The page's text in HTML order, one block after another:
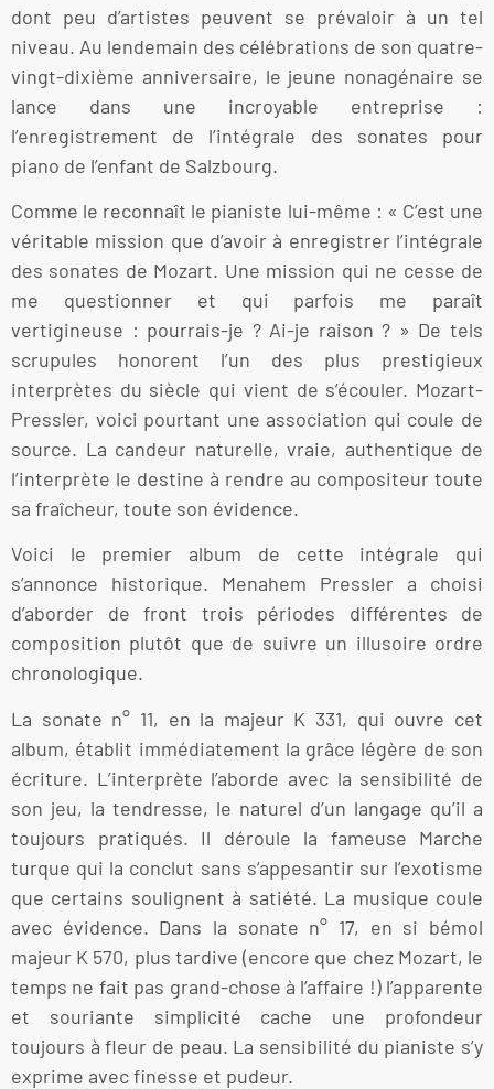
dont peu d’artistes peuvent se prévaloir à un tel
niveau. Au lendemain des célébrations de son quatre-
vingt-dixième anniversaire, le jeune nonagénaire se
lance dans une incroyable entreprise :
l’enregistrement de l’intégrale des sonates pour
piano de l’enfant de Salzbourg.
Comme le reconnaît le pianiste lui-même : « C’est une
véritable mission que d’avoir à enregistrer l’intégrale
des sonates de Mozart. Une mission qui ne cesse de
me questionner et qui parfois me paraît
vertigineuse : pourrais-je ? Ai-je raison ? » De tels
scrupules honorent l’un des plus prestigieux
interprètes du siècle qui vient de s’écouler. Mozart-
Pressler, voici pourtant une association qui coule de
source. La candeur naturelle, vraie, authentique de
l’interprète le destine à rendre au compositeur toute
sa fraîcheur, toute son évidence.
Voici le premier album de cette intégrale qui
s’annonce historique. Menahem Pressler a choisi
d’aborder de front trois périodes différentes de
composition plutôt que de suivre un illusoire ordre
chronologique.
La sonate n° 11, en la majeur K 331, qui ouvre cet
album, établit immédiatement la grâce légère de son
écriture. L’interprète l’aborde avec la sensibilité de
son jeu, la tendresse, le naturel d’un langage qu’il a
toujours pratiqués. Il déroule la fameuse Marche
turque qui la conclut sans s’appesantir sur l’exotisme
que certains soulignent à satiété. La musique coule
avec évidence. Dans la sonate n° 17, en si bémol
majeur K 570, plus tardive (encore que chez Mozart, le
temps ne fait pas grand-chose à l’affaire !) l’apparente
et souriante simplicité cache une profondeur
toujours à fleur de peau. La sensibilité du pianiste s’y
exprime avec finesse et pudeur.